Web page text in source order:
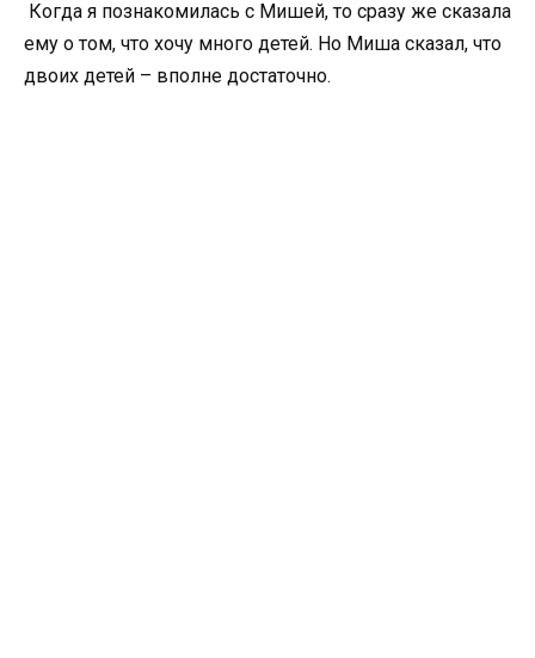
Когда я познакомилась с Мишей, то сразу же сказала
ему о том, что хочу много детей. Но Миша сказал, что
двоих детей – вполне достаточно.